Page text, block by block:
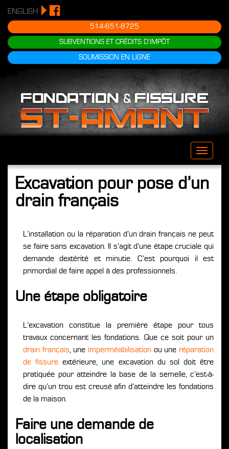
ENGLISH
514-651-8725
SUBVENTIONS ET CRÉDITS D’IMPÔT
SOUMISSION EN LIGNE
Toggle
Excavation pour pose d’un
drain français
L’installation ou la réparation d’un drain français ne peut
se faire sans excavation. Il s’agit d’une étape cruciale qui
demande dextérité et minutie. C’est pourquoi il est
primordial de faire appel à des professionnels.
Une étape obligatoire
L’excavation constitue la première étape pour tous
travaux concernant les fondations. Que ce soit pour un
drain français, une imperméabilisation ou une réparation
de fissure extérieure, une excavation du sol doit être
pratiquée pour atteindre la base de la semelle, c’est-à-
dire qu’un trou est creusé afin d’atteindre les fondations
de la maison.
Faire une demande de
localisation